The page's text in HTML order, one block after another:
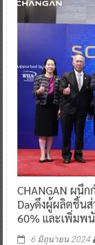
CHANGAN ผนึก
Dayดึงผู้ผลิตชิ้น
60% และเพิ่มพ
6 มิถุนายน 2024